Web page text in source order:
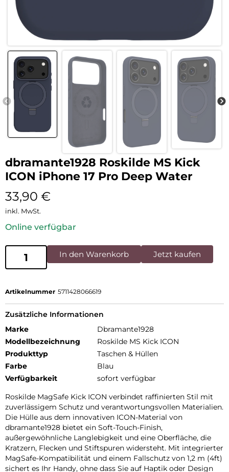
dbramante1928 Roskilde MS Kick
ICON iPhone 17 Pro Deep Water
33,90 €
inkl. MwSt.
Online verfügbar
In den Warenkorb Jetzt kaufen
Artikelnummer 5711428066619
Zusätzliche Informationen
Marke
Dbramante1928
Modellbezeichnung
Roskilde MS Kick ICON
Produkttyp
Taschen & Hüllen
Farbe
Blau
Verfügbarkeit
sofort verfügbar
Roskilde MagSafe Kick ICON verbindet raffinierten Stil mit
zuverlässigem Schutz und verantwortungsvollen Materialien.
Die Hülle aus dem innovativen ICON-Material von
dbramante1928 bietet ein Soft-Touch-Finish,
außergewöhnliche Langlebigkeit und eine Oberfläche, die
Kratzern, Flecken und Stiftspuren widersteht. Mit integrierter
MagSafe-Kompatibilität und einem Fallschutz von 1,2 m (4ft)
sichert es Ihr Handy, ohne dass Sie auf Haptik oder Design